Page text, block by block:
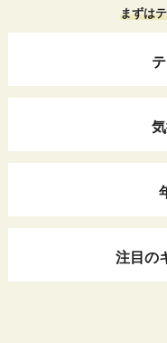
まずは
注目の